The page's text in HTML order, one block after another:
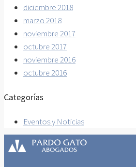
diciembre 2018
marzo 2018
noviembre 2017
octubre 2017
noviembre 2016
octubre 2016
Categorías
Eventos y Noticias